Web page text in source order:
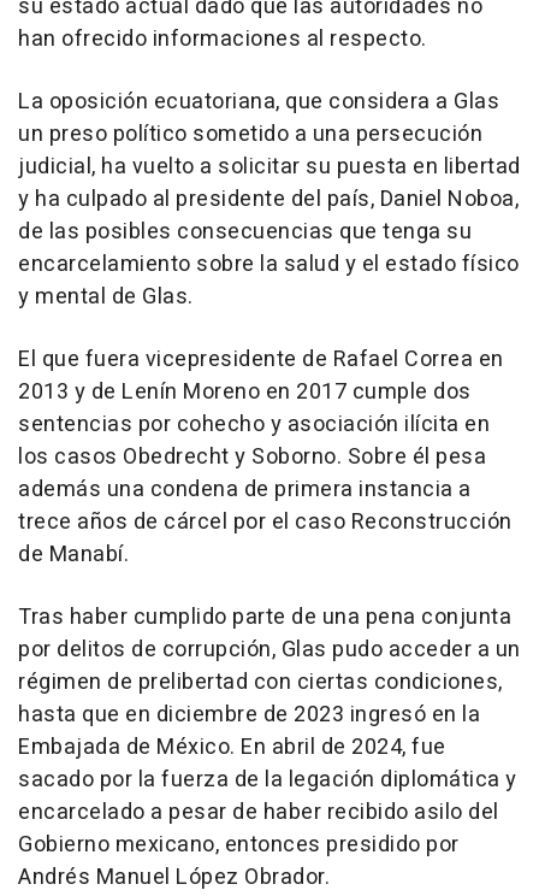
su estado actual dado que las autoridades no
han ofrecido informaciones al respecto.
La oposición ecuatoriana, que considera a Glas
un preso político sometido a una persecución
judicial, ha vuelto a solicitar su puesta en libertad
y ha culpado al presidente del país, Daniel Noboa,
de las posibles consecuencias que tenga su
encarcelamiento sobre la salud y el estado físico
y mental de Glas.
El que fuera vicepresidente de Rafael Correa en
2013 y de Lenín Moreno en 2017 cumple dos
sentencias por cohecho y asociación ilícita en
los casos Obedrecht y Soborno. Sobre él pesa
además una condena de primera instancia a
trece años de cárcel por el caso Reconstrucción
de Manabí.
Tras haber cumplido parte de una pena conjunta
por delitos de corrupción, Glas pudo acceder a un
régimen de prelibertad con ciertas condiciones,
hasta que en diciembre de 2023 ingresó en la
Embajada de México. En abril de 2024, fue
sacado por la fuerza de la legación diplomática y
encarcelado a pesar de haber recibido asilo del
Gobierno mexicano, entonces presidido por
Andrés Manuel López Obrador.